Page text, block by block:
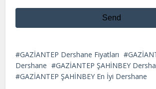
Send
field
should
be
GAZİANTEP Dershane Fiyatları
Dershane
GAZİANTEP ŞAHİNBEY
GAZİANTEP ŞAHİNBEY En İyi Dershane